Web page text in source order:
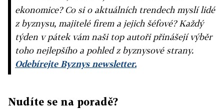
ekonomice? Co si o aktuálních trendech myslí lidé
z byznysu, majitelé firem a jejich šéfové? Každý
týden v pátek vám naši top autoři přinášejí výběr
toho nejlepšího a pohled z byznysové strany.
Odebírejte Byznys newsletter.
Nudíte se na poradě?